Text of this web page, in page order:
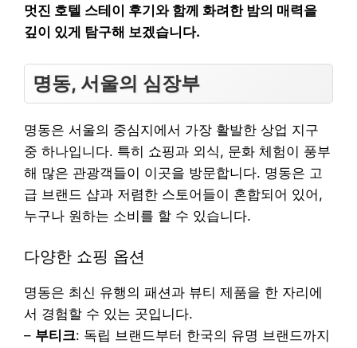
멋진 호텔 스테이 후기와 함께 화려한 밤의 매력을
깊이 있게 탐구해 보겠습니다.
명동, 서울의 심장부
명동은 서울의 중심지에서 가장 활발한 상업 지구
중 하나입니다. 특히 쇼핑과 외식, 문화 체험이 풍부
해 많은 관광객들이 이곳을 방문합니다. 명동은 고
급 브랜드 샵과 저렴한 스토어들이 혼합되어 있어,
누구나 원하는 소비를 할 수 있습니다.
다양한 쇼핑 옵션
명동은 최신 유행의 패션과 뷰티 제품을 한 자리에
서 경험할 수 있는 곳입니다.
– 부티크: 독립 브랜드부터 한국의 유명 브랜드까지